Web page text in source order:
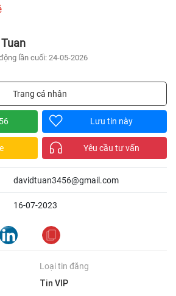
lần cuối: 24-05-2026
Trang cá nhân
Lưu tin này
Yêu cầu tư vấn
davidtuan3456@gmail.com
16-07-2023
Loại tin đăng
Tin VIP